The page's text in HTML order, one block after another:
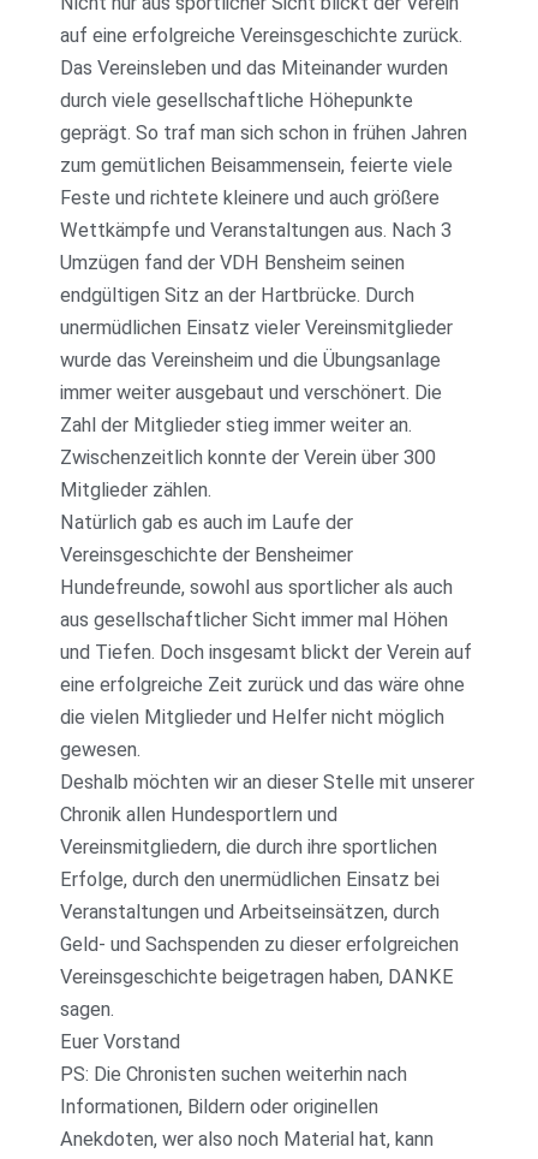
auf eine erfolgreiche Vereinsgeschichte zurück.
Das Vereinsleben und das Miteinander wurden
durch viele gesellschaftliche Höhepunkte
geprägt. So traf man sich schon in frühen Jahren
zum gemütlichen Beisammensein, feierte viele
Feste und richtete kleinere und auch größere
Wettkämpfe und Veranstaltungen aus. Nach 3
Umzügen fand der VDH Bensheim seinen
endgültigen Sitz an der Hartbrücke. Durch
unermüdlichen Einsatz vieler Vereinsmitglieder
wurde das Vereinsheim und die Übungsanlage
immer weiter ausgebaut und verschönert. Die
Zahl der Mitglieder stieg immer weiter an.
Zwischenzeitlich konnte der Verein über 300
Mitglieder zählen.
Natürlich gab es auch im Laufe der
Vereinsgeschichte der Bensheimer
Hundefreunde, sowohl aus sportlicher als auch
aus gesellschaftlicher Sicht immer mal Höhen
und Tiefen. Doch insgesamt blickt der Verein auf
eine erfolgreiche Zeit zurück und das wäre ohne
die vielen Mitglieder und Helfer nicht möglich
gewesen.
Deshalb möchten wir an dieser Stelle mit unserer
Chronik allen Hundesportlern und
Vereinsmitgliedern, die durch ihre sportlichen
Erfolge, durch den unermüdlichen Einsatz bei
Veranstaltungen und Arbeitseinsätzen, durch
Geld- und Sachspenden zu dieser erfolgreichen
Vereinsgeschichte beigetragen haben, DANKE
sagen.
Euer Vorstand
PS: Die Chronisten suchen weiterhin nach
Informationen, Bildern oder originellen
Anekdoten, wer also noch Material hat, kann